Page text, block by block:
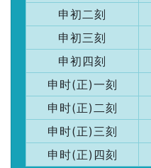
申初二刻
申初三刻
申初四刻
申时(正)一刻
申时(正)二刻
申时(正)三刻
申时(正)四刻